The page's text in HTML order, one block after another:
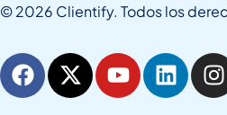
© 2026 Clientify. Todos los